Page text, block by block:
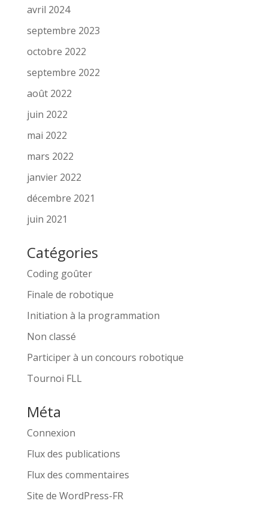
avril 2024
septembre 2023
octobre 2022
septembre 2022
août 2022
juin 2022
mai 2022
mars 2022
janvier 2022
décembre 2021
juin 2021
Catégories
Coding goûter
Finale de robotique
Initiation à la programmation
Non classé
Participer à un concours robotique
Tournoi FLL
Méta
Connexion
Flux des publications
Flux des commentaires
Site de WordPress-FR